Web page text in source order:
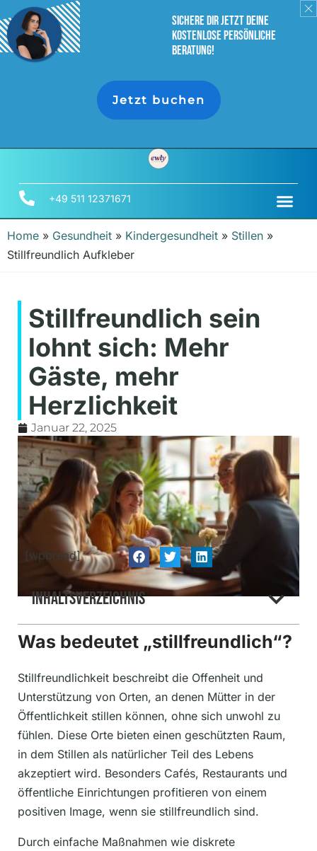
+49 511 12371671
Home » Gesundheit » Kindergesundheit » Stillen »
Stillfreundlich Aufkleber
Stillfreundlich sein
lohnt sich: Mehr
Gäste, mehr
Herzlichkeit
Januar 22, 2025
[wpbread]
Inhaltsverzeichnis
Was bedeutet „stillfreundlich“?
Stillfreundlichkeit beschreibt die Offenheit und
Unterstützung von Orten, an denen Mütter in der
Öffentlichkeit stillen können, ohne sich unwohl zu
fühlen. Diese Orte bieten einen geschützten Raum,
in dem Stillen als natürlicher Teil des Lebens
akzeptiert wird. Besonders Cafés, Restaurants und
öffentliche Einrichtungen profitieren von einem
positiven Image, wenn sie stillfreundlich sind.
Durch einfache Maßnahmen wie diskrete
sichere dir jetzt deine
Kostenlose persönliche
Beratung!
Jetzt buchen